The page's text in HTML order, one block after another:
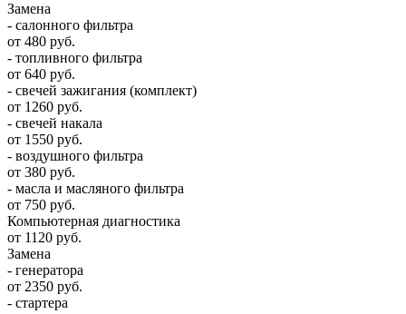
Замена
- салонного фильтра
от 480 руб.
- топливного фильтра
от 640 руб.
- свечей зажигания (комплект)
от 1260 руб.
- свечей накала
от 1550 руб.
- воздушного фильтра
от 380 руб.
- масла и масляного фильтра
от 750 руб.
Компьютерная диагностика
от 1120 руб.
Замена
- генератора
от 2350 руб.
- стартера